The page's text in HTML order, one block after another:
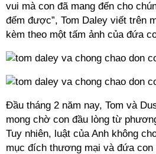
vui mà con đã mang đến cho
đếm được”, Tom Daley viết trên
kèm theo một tấm ảnh của đứa
Đầu tháng 2 năm nay, Tom và
mong chờ con đầu lòng từ
Tuy nhiên, luật của Anh không
mục đích thương mại và đứa